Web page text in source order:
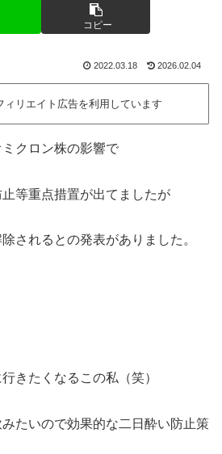
コピー
2022.03.18 2026.02.04
ィリエイト広告を利用しています
クロン株の影響で
等重点措置が出てましたが
されるとの発表がありました。
きたくなるこの私（笑）
たいので効果的な二日酔い防止策